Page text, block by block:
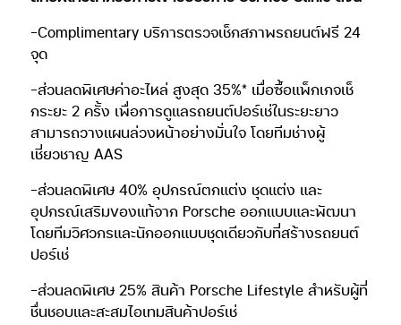
-Complimentary บริการตรวจเช็กสภาพรถยนต์ฟรี 24
จุด
-ส่วนลดพิเศษค่าอะไหล่ สูงสุด 35%* เมื่อซื้อแพ็กเกจเช็
กระยะ 2 ครั้ง เพื่อการดูแลรถยนต์ปอร์เช่ในระยะยาว
สามารถวางแผนล่วงหน้าอย่างมั่นใจ โดยทีมช่างผู้
เชี่ยวชาญ AAS
-ส่วนลดพิเศษ 40% อุปกรณ์ตกแต่ง ชุดแต่ง และ
อุปกรณ์เสริมของแท้จาก Porsche ออกแบบและพัฒนา
โดยทีมวิศวกรและนักออกแบบชุดเดียวกับที่สร้างรถยนต์
ปอร์เช่
-ส่วนลดพิเศษ 25% สินค้า Porsche Lifestyle สำหรับผู้ที่
ชื่นชอบและสะสมไอเทมสินค้าปอร์เช่